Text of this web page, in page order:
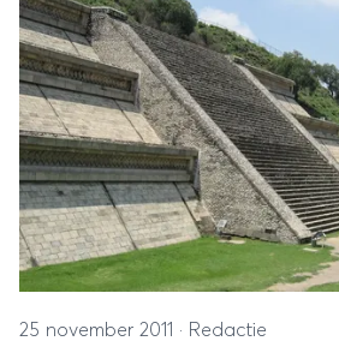
25 november 2011 · Redactie